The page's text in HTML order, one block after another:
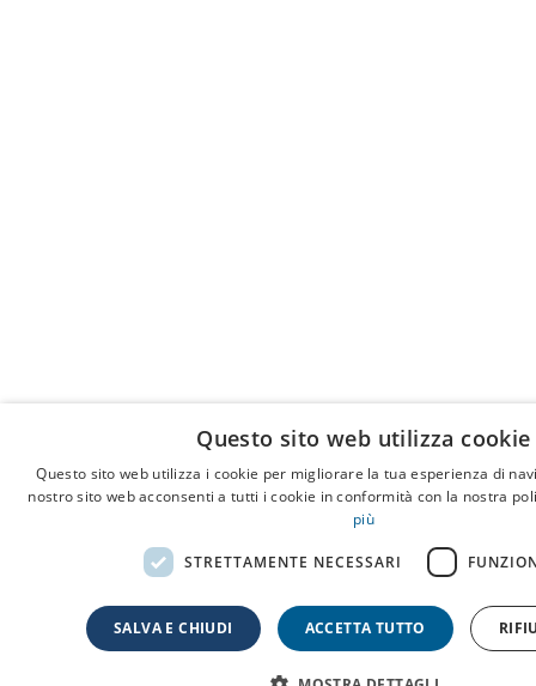
Questo sito web utilizza cookie
Questo sito web utilizza i cookie per migliorare la tua esperienza di
nostro sito web acconsenti a tutti i cookie in conformità con la nostra
più
STRETTAMENTE NECESSARI
SALVA E CHIUDI ACCETTA TUTTO